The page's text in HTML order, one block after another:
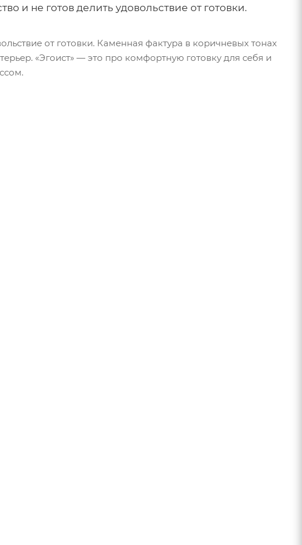
и не готов делить удовольствие от готовки.
от готовки. Каменная фактура в коричневых тонах
«Эгоист» — это про комфортную готовку для себя и